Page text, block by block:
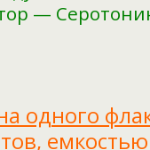
—
одного